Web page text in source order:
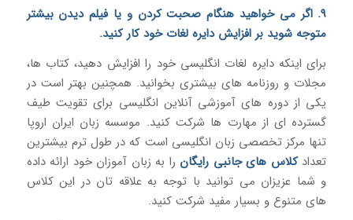
9. اگر می خواهید هنگام صحبت کردن و یا فیلم دیدن بیشتر
متوجه شوید بر افزایش دایره لغات خود کار کنید.
برای اینکه دایره لغات انگلیسی خود را افزایش دهید، کتاب ها،
مجلات و روزنامه های بیشتری بخوانید. همچنین بهتر است در
یکی از دوره های آموزشی آنلاین انگلیسی برای تقویت طیف
گسترده ای از مهارت ها شرکت کنید. موسسه زبان ایران اروپا
تنها مرکز تخصصی زبان انگلیسی است که در طول ترم بیشترین
تعدادکلاس های جانبی رایگان را به زبان آموزان خود ارائه داده
و شما عزیزان می توانید با توجه به علاقه تان در این کلاس
های متنوع و بسیار مفید شرکت کنید.